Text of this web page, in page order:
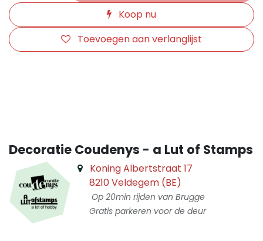
Koop nu
Toevoegen aan verlanglijst
Decoratie Coudenys - a Lut of Stamps
Koning Albertstraat 17
8210 Veldegem (BE)
Op 20min rijden van Brugge
Gratis parkeren voor de deur